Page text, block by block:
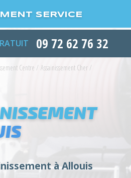
SERVICE
09 72 62 76 32
Centre / Assainissement Cher /
à Allouis